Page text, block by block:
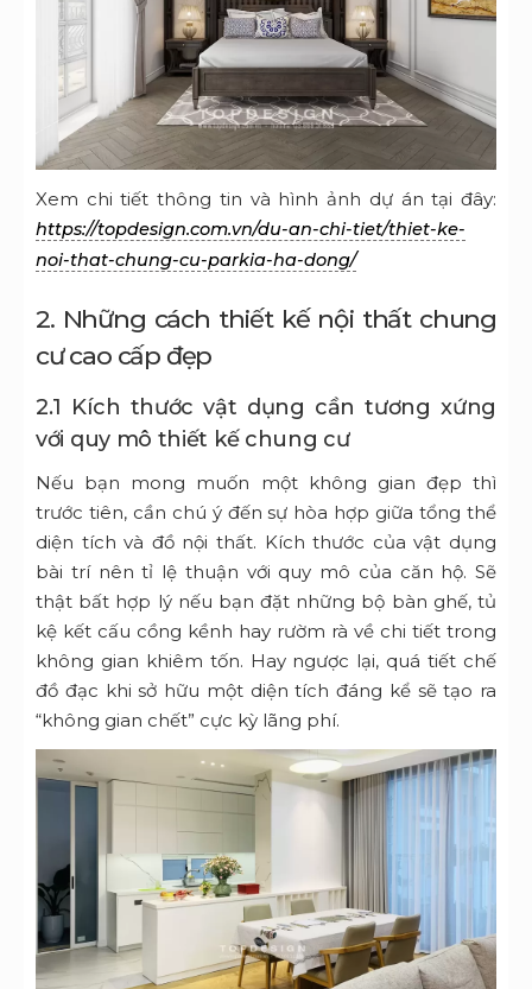
Xem chi tiết thông tin và hình ảnh dự án tại đây:
https://topdesign.com.vn/du-an-chi-tiet/thiet-ke-
noi-that-chung-cu-parkia-ha-dong/
2. Những cách thiết kế nội thất chung
cư cao cấp đẹp
2.1 Kích thước vật dụng cần tương xứng
với quy mô thiết kế chung cư
Nếu bạn mong muốn một không gian đẹp thì
trước tiên, cần chú ý đến sự hòa hợp giữa tổng thể
diện tích và đồ nội thất. Kích thước của vật dụng
bài trí nên tỉ lệ thuận với quy mô của căn hộ. Sẽ
thật bất hợp lý nếu bạn đặt những bộ bàn ghế, tủ
kệ kết cấu cồng kềnh hay rườm rà về chi tiết trong
không gian khiêm tốn. Hay ngược lại, quá tiết chế
đồ đạc khi sở hữu một diện tích đáng kể sẽ tạo ra
“không gian chết” cực kỳ lãng phí.